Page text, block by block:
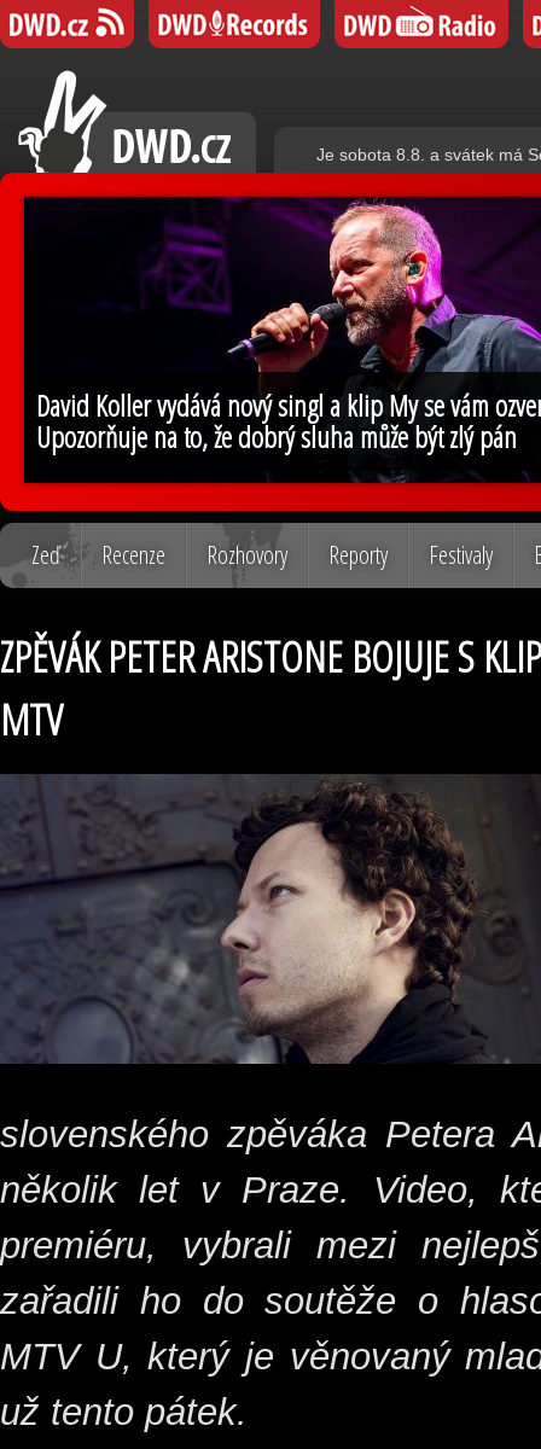
Je sobota 8.8. a svátek má
David Koller vydává nový singl a klip My se vám
Upozorňuje na to, že dobrý sluha může být zlý pán
Zeď Recenze Rozhovory Reporty Festivaly
ZPĚVÁK PETER ARISTONE BOJUJE S
MTV
slovenského zpěváka Petera
několik let v Praze. Video,
premiéru, vybrali mezi
zařadili ho do soutěže o
MTV U, který je věnovaný
už tento pátek.